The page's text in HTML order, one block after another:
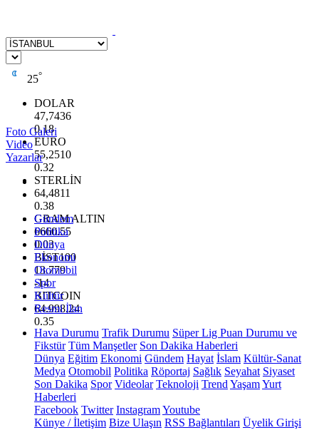
25°
DOLAR
47,7436
0.18
EURO
55,2510
0.32
STERLİN
64,4811
0.38
GRAM ALTIN
6660.55
0.03
BİST100
13.779
-14
BITCOIN
64.998,24
0.35
Foto Galeri
Video
Yazarlar
Gündem
Politika
Dünya
Ekonomi
Otomobil
Spor
Kültür
Resmi İlan
Hava Durumu Trafik Durumu Süper Lig Puan Durumu ve
Fikstür Tüm Manşetler Son Dakika Haberleri
Dünya Eğitim Ekonomi Gündem Hayat İslam Kültür-Sanat
Medya Otomobil Politika Röportaj Sağlık Seyahat Siyaset
Son Dakika Spor Videolar Teknoloji Trend YaşamYurt
Haberleri
Facebook Twitter InstagramYoutube
Künye / İletişim Bize Ulaşın RSS Bağlantıları Üyelik Girişi